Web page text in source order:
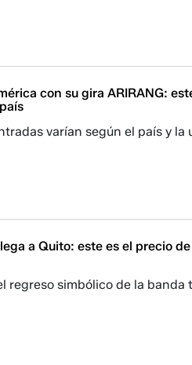
con su gira ARIRANG:
varían según el país y la
a Quito: este es el precio
regreso simbólico de la banda